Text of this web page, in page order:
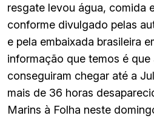
resgate levou água, comida
conforme divulgado pelas
e pela embaixada brasileira
informação que temos é que
conseguiram chegar até a
mais de 36 horas
Marins à Folha neste